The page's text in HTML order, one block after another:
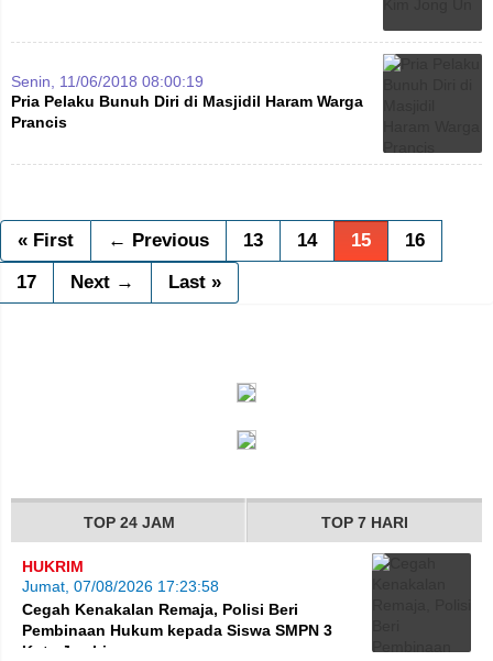
Senin, 11/06/2018 08:00:19
Pria Pelaku Bunuh Diri di Masjidil Haram Warga
Prancis
« First ← Previous 13 14 15
16
17
Next → Last »
TOP 24 JAM TOP 7 HARI
HUKRIM
Jumat, 07/08/2026 17:23:58
Cegah Kenakalan Remaja, Polisi Beri
Pembinaan Hukum kepada Siswa SMPN 3
Kota Jambi